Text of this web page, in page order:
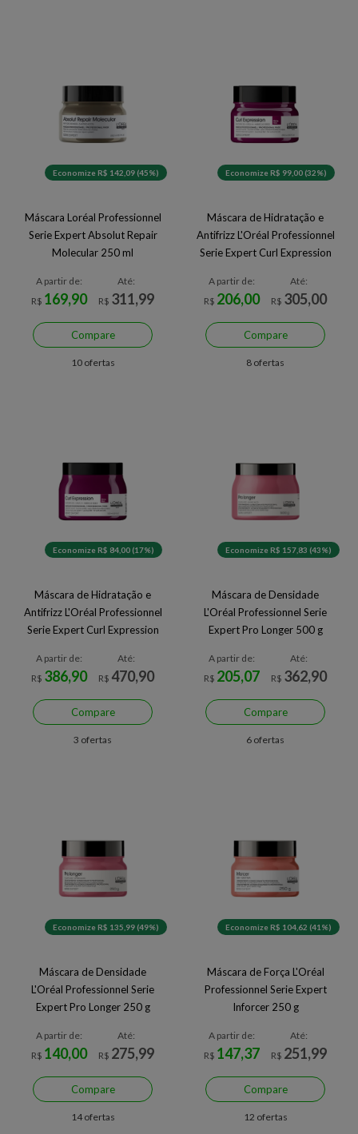
Economize R$ 142,09 (45%)
Máscara Loréal Professionnel
Serie Expert Absolut Repair
Molecular 250 ml
A partir de:
R$ 169,90
Até:
R$ 311,99
Compare
10 ofertas
Economize R$ 99,00 (32%)
Máscara de Hidratação e
Antifrizz L'Oréal Professionnel
Serie Expert Curl Expression
A partir de:
R$ 206,00
Até:
R$ 305,00
Compare
8 ofertas
Economize R$ 84,00 (17%)
Máscara de Hidratação e
Antifrizz L'Oréal Professionnel
Serie Expert Curl Expression
A partir de:
R$ 386,90
Até:
R$ 470,90
Compare
3 ofertas
Economize R$ 157,83 (43%)
Máscara de Densidade
L'Oréal Professionnel Serie
Expert Pro Longer 500 g
A partir de:
R$ 205,07
Até:
R$ 362,90
Compare
6 ofertas
Economize R$ 135,99 (49%)
Máscara de Densidade
L'Oréal Professionnel Serie
Expert Pro Longer 250 g
A partir de:
R$ 140,00
Até:
R$ 275,99
Compare
14 ofertas
Economize R$ 104,62 (41%)
Máscara de Força L'Oréal
Professionnel Serie Expert
Inforcer 250 g
A partir de:
R$ 147,37
Até:
R$ 251,99
Compare
12 ofertas